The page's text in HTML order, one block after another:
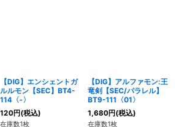
【DIG】エンシェントガ
ルルモン【SEC】BT4-
114〈-〉
120円(税込)
在庫数1枚
【DIG】アルファモン:王
竜剣【SEC/パラレル】
BT9-111〈01〉
1,680円(税込)
在庫数1枚